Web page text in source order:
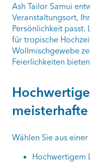
Ash Tailor Samui
Veranstaltungsort,
Persönlichkeit passt.
für tropische
Wollmischgewebe
Feierlichkeiten
Wählen Sie aus
Hochwertigem